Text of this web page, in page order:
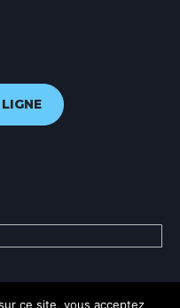
ce site, vous acceptez